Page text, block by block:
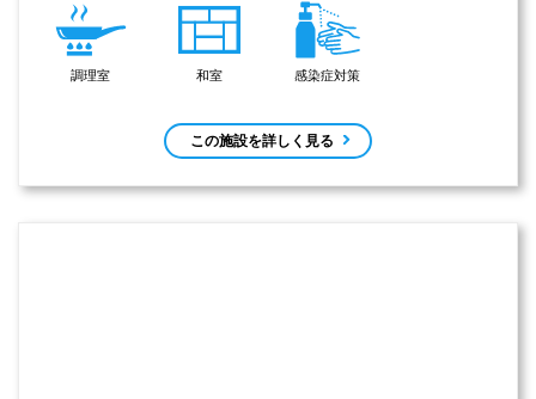
調理室 和室 感染症対策
この施設を詳しく見る